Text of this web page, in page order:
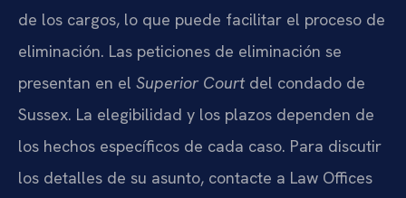
de los cargos, lo que puede facilitar el proceso de
eliminación. Las peticiones de eliminación se
presentan en el Superior Courtdel condado de
Sussex. La elegibilidad y los plazos dependen de
los hechos específicos de cada caso. Para discutir
los detalles de su asunto, contacte a Law Offices